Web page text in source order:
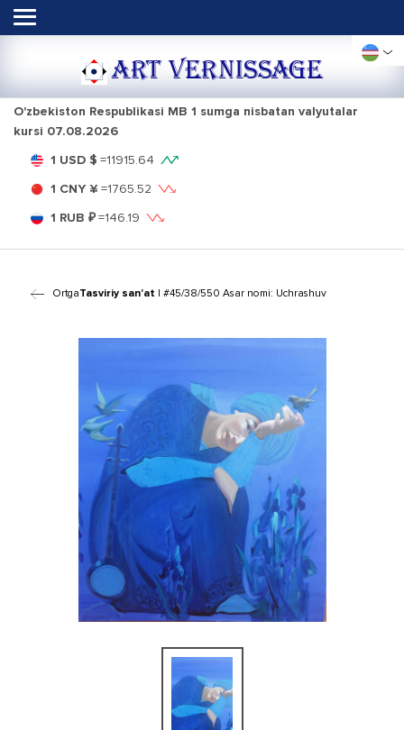
ART VERNISSAGE
O'zbekiston Respublikasi MB 1 sumga nisbatan valyutalar
kursi 07.08.2026
1 USD $ =11915.64
1 CNY ¥ =1765.52
1 RUB ₽=146.19
OrtgaTasviriy san'at | #45/38/550 Asar nomi: Uchrashuv